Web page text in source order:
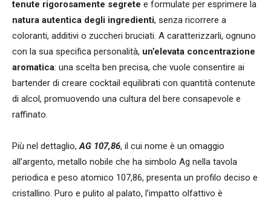
tenute rigorosamente segrete e formulate per esprimere la
natura autentica degli ingredienti, senza ricorrere a
coloranti, additivi o zuccheri bruciati. A caratterizzarli, ognuno
con la sua specifica personalità, un’elevata concentrazione
aromatica: una scelta ben precisa, che vuole consentire ai
bartender di creare cocktail equilibrati con quantità contenute
di alcol, promuovendo una cultura del bere consapevole e
raffinato.
Più nel dettaglio,AG 107,86, il cui nome è un omaggio
all’argento, metallo nobile che ha simbolo Ag nella tavola
periodica e peso atomico 107,86, presenta un profilo deciso e
cristallino. Puro e pulito al palato, l’impatto olfattivo è